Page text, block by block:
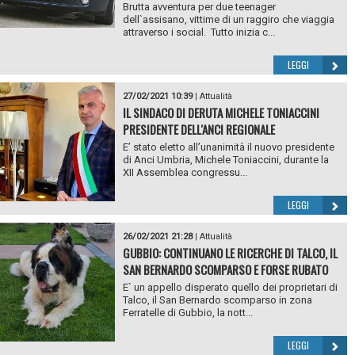
Brutta avventura per due teenager
dell`assisano, vittime di un raggiro che viaggia
attraverso i social. Tutto inizia c...
LEGGI
27/02/2021 10:39| Attualità
IL SINDACO DI DERUTA MICHELE TONIACCINI
PRESIDENTE DELL'ANCI REGIONALE
E’ stato eletto all’unanimità il nuovo presidente
di Anci Umbria, Michele Toniaccini, durante la
XII Assemblea congressu...
LEGGI
26/02/2021 21:28| Attualità
GUBBIO: CONTINUANO LE RICERCHE DI TALCO, IL
SAN BERNARDO SCOMPARSO E FORSE RUBATO
E` un appello disperato quello dei proprietari di
Talco, il San Bernardo scomparso in zona
Ferratelle di Gubbio, la nott...
LEGGI